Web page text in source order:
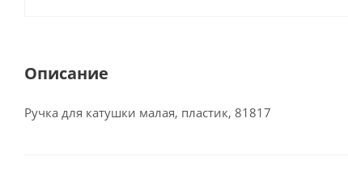
Описание
Ручка для катушки малая, пластик, 81817